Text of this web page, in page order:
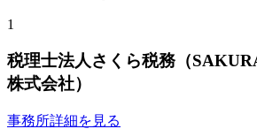
1
税理士法人さくら税務（
株式会社）
事務所詳細を見る